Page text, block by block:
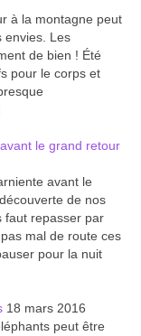
à la montagne peut
envies. Les
de bien ! Été
pour le corps et
le grand retour
avant le
de nos
faut repasser par
mal de route ces
pour la nuit
18 mars 2016
peut être